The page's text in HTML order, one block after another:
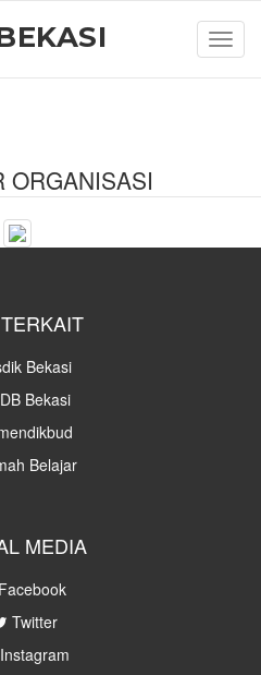
ORGANISASI
Bekasi
Bekasi
Belajar
MEDIA
Facebook
Twitter